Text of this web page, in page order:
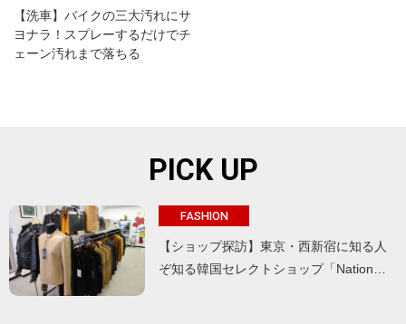
【洗車】バイクの三大汚れにサ
ヨナラ！スプレーするだけでチ
ェーン汚れまで落ちる
PICK UP
FASHION
【ショップ探訪】東京・西新宿に知る人
ぞ知る韓国セレクトショップ「Nation…